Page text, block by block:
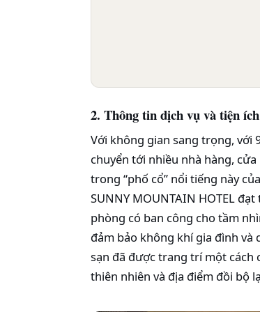
2. Thông tin dịch vụ và tiện
Với không gian sang trọng, với
chuyển tới nhiều nhà hàng,
trong “phố cổ” nổi tiếng này
SUNNY MOUNTAIN HOTEL
phòng có ban công cho tầm
đảm bảo không khí gia đình và
sạn đã được trang trí một cách
thiên nhiên và địa điểm đồi bộ